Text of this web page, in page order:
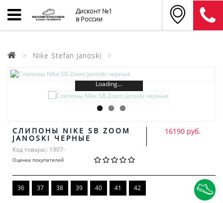
Дисконт №1
в России
Nike Stefan Janoski
Loading...
СЛИПОНЫ NIKE SB ZOOM
JANOSKI ЧЕРНЫЕ
Код товара:: 1907-
Оценка покупателей
16190 руб.
36 37 38 39 40 41 42